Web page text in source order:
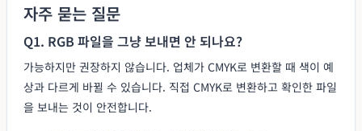
자주 묻는 질문
Q1. RGB 파일을 그냥 보내면 안 되나요?
가능하지만 권장하지 않습니다. 업체가 CMYK로 변환할 때 색이 예
상과 다르게 바뀔 수 있습니다. 직접 CMYK로 변환하고 확인한 파일
을 보내는 것이 안전합니다.